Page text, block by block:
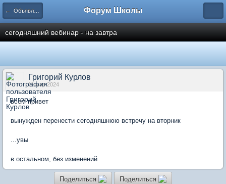
← Объявления Форум Школы
сегодняшний вебинар - на завтра
Григорий Курлов
11 мар 2024
всем привет
вынужден перенести сегодняшнюю встречу на вторник
...увы
в остальном, без изменений
Поделиться Поделиться